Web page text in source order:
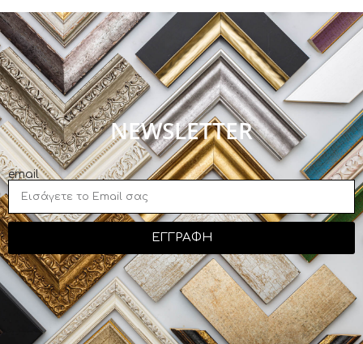
NEWSLETTER
email
ΕΓΓΡΑΦΗ